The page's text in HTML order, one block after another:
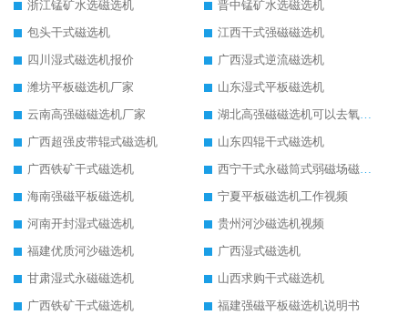
浙江锰矿水选磁选机
晋中锰矿水选磁选机
包头干式磁选机
江西干式强磁磁选机
四川湿式磁选机报价
广西湿式逆流磁选机
潍坊平板磁选机厂家
山东湿式平板磁选机
云南高强磁磁选机厂家
湖北高强磁磁选机可以去氧化铝
广西超强皮带辊式磁选机
山东四辊干式磁选机
广西铁矿干式磁选机
西宁干式永磁筒式弱磁场磁选机结构图
海南强磁平板磁选机
宁夏平板磁选机工作视频
河南开封湿式磁选机
贵州河沙磁选机视频
福建优质河沙磁选机
广西湿式磁选机
甘肃湿式永磁磁选机
山西求购干式磁选机
广西铁矿干式磁选机
福建强磁平板磁选机说明书